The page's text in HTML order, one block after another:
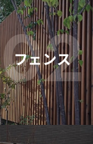
フェンス
02